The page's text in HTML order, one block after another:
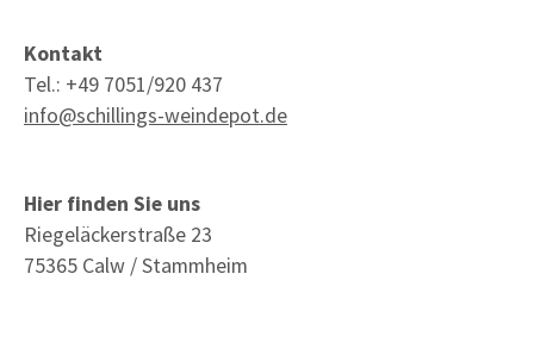
Kontakt
Tel.: +49 7051/920 437
info@schillings-weindepot.de
Hier finden Sie uns
Riegeläckerstraße 23
75365 Calw / Stammheim